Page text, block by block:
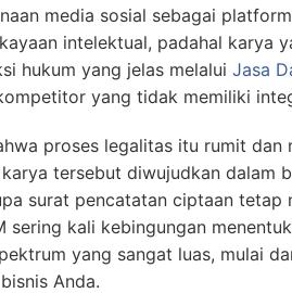
media sosial sebagai
intelektual, padahal karya
hukum yang jelas melalui Jasa
yang tidak memiliki
proses legalitas itu rumit dan
tersebut diwujudkan dalam
surat pencatatan ciptaan tetap
sering kali kebingungan
yang sangat luas, mulai
Anda.